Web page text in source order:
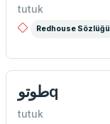
tutuk
Redhouse Sözlüğü
طوتوq
tutuk